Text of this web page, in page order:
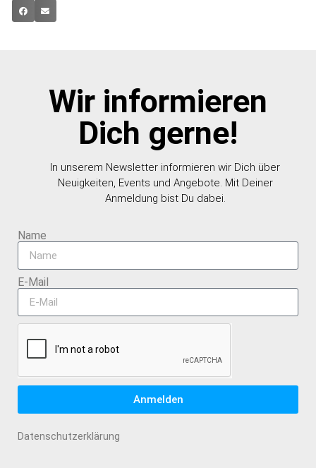
Wir informieren
Dich gerne!
In unserem Newsletter informieren wir Dich über
Neuigkeiten, Events und Angebote. Mit Deiner
Anmeldung bist Du dabei.
Name
E-Mail
Anmelden
Datenschutzerklärung